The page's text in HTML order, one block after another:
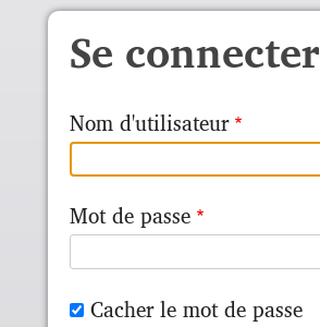
Aller au contenu principal
Se connecter
Nom d'utilisateur
Mot de passe
Cacher le mot de passe